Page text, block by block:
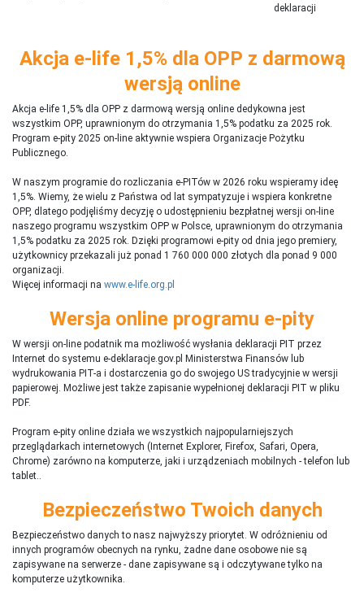
deklaracji
Akcja e-life 1,5% dla OPP z darmową
wersją online
Akcja e-life 1,5% dla OPP z darmową wersją online dedykowna jest
wszystkim OPP, uprawnionym do otrzymania 1,5% podatku za 2025 rok.
Program e-pity 2025 on-line aktywnie wspiera Organizacje Pożytku
Publicznego.
W naszym programie do rozliczania e-PITów w 2026 roku wspieramy ideę
1,5%. Wiemy, że wielu z Państwa od lat sympatyzuje i wspiera konkretne
OPP, dlatego podjęliśmy decyzję o udostępnieniu bezpłatnej wersji on-line
naszego programu wszystkim OPP w Polsce, uprawnionym do otrzymania
1,5% podatku za 2025 rok. Dzięki programowi e-pity od dnia jego premiery,
użytkownicy przekazali już ponad 1 760 000 000 złotych dla ponad 9 000
organizacji.
Więcej informacji na www.e-life.org.pl
Wersja online programu e-pity
W wersji on-line podatnik ma możliwość wysłania deklaracji PIT przez
Internet do systemu e-deklaracje.gov.pl Ministerstwa Finansów lub
wydrukowania PIT-a i dostarczenia go do swojego US tradycyjnie w wersji
papierowej. Możliwe jest także zapisanie wypełnionej deklaracji PIT w pliku
PDF.
Program e-pity online działa we wszystkich najpopularniejszych
przeglądarkach internetowych (Internet Explorer, Firefox, Safari, Opera,
Chrome) zarówno na komputerze, jaki i urządzeniach mobilnych - telefon lub
tablet..
Bezpieczeństwo Twoich danych
Bezpieczeństwo danych to nasz najwyższy priorytet. W odróżnieniu od
innych programów obecnych na rynku, żadne dane osobowe nie są
zapisywane na serwerze - dane zapisywane są i odczytywane tylko na
komputerze użytkownika.